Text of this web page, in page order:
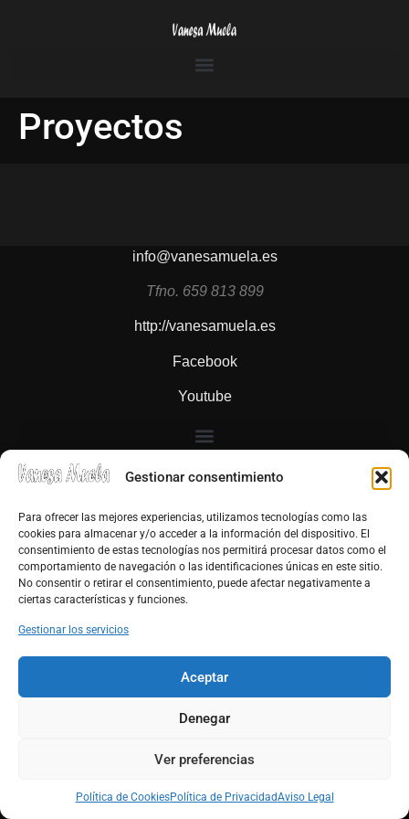
Gestionar consentimiento
Para ofrecer las mejores experiencias, utilizamos tecnologías como las
cookies para almacenar y/o acceder a la información del dispositivo. El
consentimiento de estas tecnologías nos permitirá procesar datos como el
comportamiento de navegación o las identificaciones únicas en este sitio.
No consentir o retirar el consentimiento, puede afectar negativamente a
ciertas características y funciones.
Gestionar los servicios
Aceptar
Denegar
Ver preferencias
Política de CookiesPolítica de PrivacidadAviso Legal
Proyectos
info@vanesamuela.es
Tfno. 659 813 899
http://vanesamuela.es
Facebook
Youtube